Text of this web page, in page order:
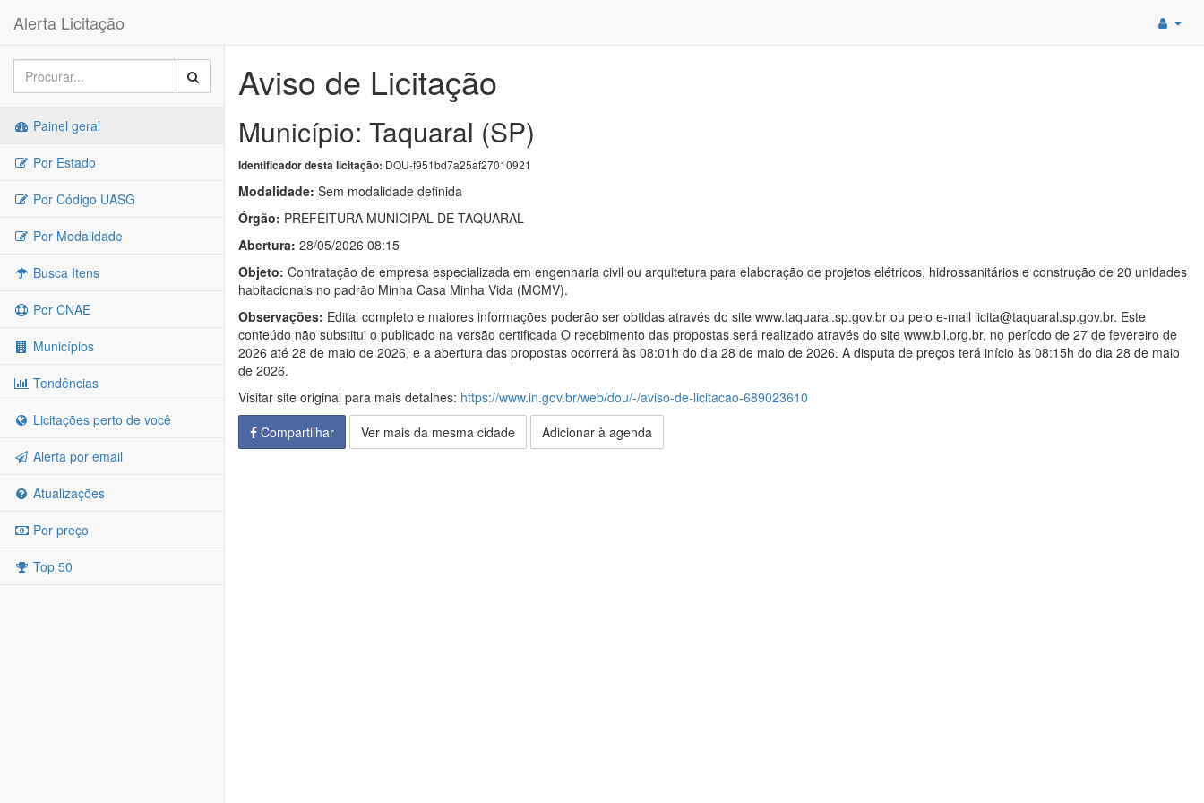
Alerta Licitação
Painel geral
Por Estado
Por Código UASG
Por Modalidade
Busca Itens
Por CNAE
Municípios
Tendências
Licitações perto de você
Alerta por email
Atualizações
Por preço
Top 50
Aviso de Licitação
Município: Taquaral (SP)
Identificador desta licitação: DOU-f951bd7a25af27010921
Modalidade: Sem modalidade definida
Órgão: PREFEITURA MUNICIPAL DE TAQUARAL
Abertura: 28/05/2026 08:15
Objeto: Contratação de empresa especializada em engenharia civil ou arquitetura para elaboração de projetos elétricos, hidrossanitários e construção de 20 unidades
habitacionais no padrão Minha Casa Minha Vida (MCMV).
Observações: Edital completo e maiores informações poderão ser obtidas através do site www.taquaral.sp.gov.br ou pelo e-mail licita@taquaral.sp.gov.br. Este
conteúdo não substitui o publicado na versão certificada O recebimento das propostas será realizado através do site www.bll.org.br, no período de 27 de fevereiro de
2026 até 28 de maio de 2026, e a abertura das propostas ocorrerá às 08:01h do dia 28 de maio de 2026. A disputa de preços terá início às 08:15h do dia 28 de maio
de 2026.
Visitar site original para mais detalhes: https://www.in.gov.br/web/dou/-/aviso-de-licitacao-689023610
Compartilhar
Ver mais da mesma cidade Adicionar à agenda